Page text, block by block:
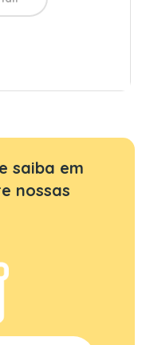
saiba em
nossas